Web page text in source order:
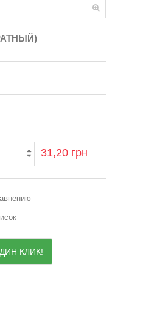
31,20 грн
КЛИК!